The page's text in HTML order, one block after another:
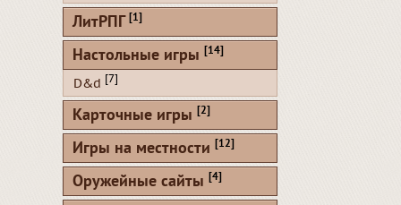
ЛитРПГ [1]
Настольные игры [14]
D&d [7]
Карточные игры [2]
Игры на местности [12]
Оружейные сайты [4]